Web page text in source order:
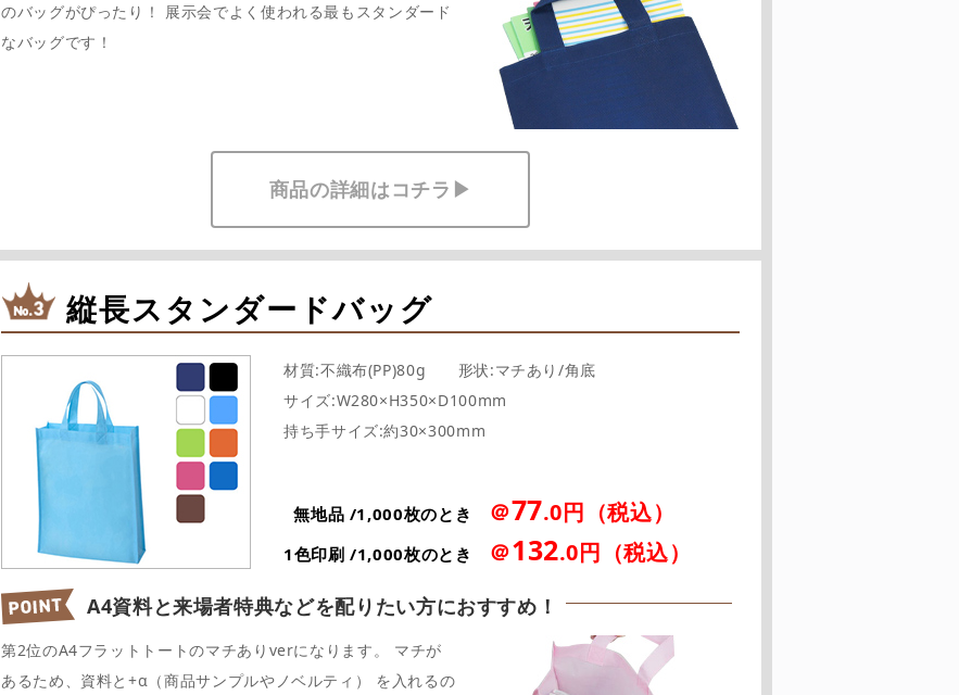
のバッグがぴったり！ 展示会でよく使われる最もスタンダード
なバッグです！
商品の詳細はコチラ▶
縦長スタンダードバッグ
材質:不織布(PP)80g 形状:マチあり/角底
サイズ:W280×H350×D100mm
持ち手サイズ:約30×300mm
無地品 /1,000枚のとき ＠77.0円（税込）
1色印刷 /1,000枚のとき ＠132.0円（税込）
A4資料と来場者特典などを配りたい方におすすめ！
第2位のA4フラットトートのマチありverになります。 マチが
あるため、資料と+α（商品サンプルやノベルティ） を入れるの